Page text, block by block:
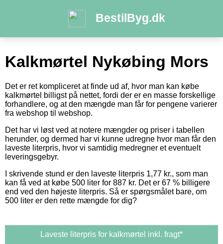
BestilByg.dk
Kalkmørtel Nykøbing Mors
Det er ret kompliceret at finde ud af, hvor man kan købe
kalkmørtel billigst på nettet, fordi der er en masse forskellige
forhandlere, og at den mængde man får for pengene varierer
fra webshop til webshop.
Det har vi løst ved at notere mængder og priser i tabellen
herunder, og dermed har vi kunne udregne hvor man får den
laveste literpris, hvor vi samtidig medregner et eventuelt
leveringsgebyr.
I skrivende stund er den laveste literpris 1,77 kr., som man
kan få ved at købe 500 liter for 887 kr. Det er 67 % billigere
end ved den højeste literpris. Så er spørgsmålet bare, om
500 liter er den rette mængde for dig?
Laveste literpris for kalkmørtel inkl. fragt*